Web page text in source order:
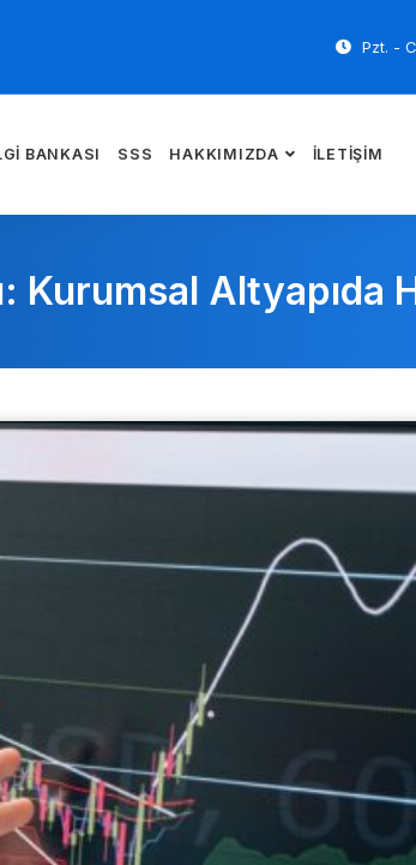
Pzt. -
BANKASI SSS HAKKIMIZDA İLETIŞIM
Altyapıda